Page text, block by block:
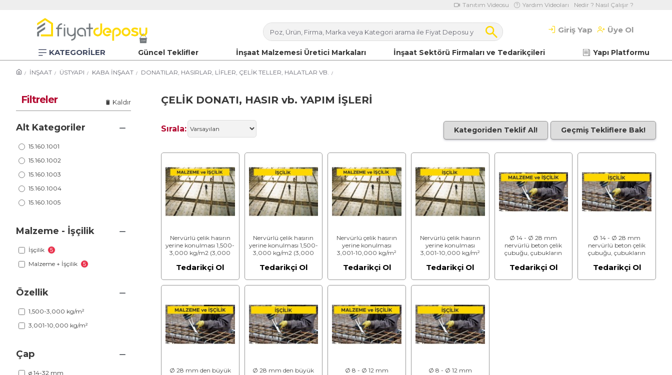
Tanıtım Videosu Yardım Videoları Nedir ? Nasıl Çalışır ?
Giriş Yap Üye Ol
KATEGORİLER Güncel Teklifler İnşaat Malzemesi Üretici Markaları İnşaat Sektörü Firmaları ve Tedarikçileri Yapı Platformu
İNŞAAT ÜSTYAPI KABA İNŞAAT DONATILAR, HASIRLAR, LİFLER, ÇELİK TELLER, HALATLAR VB.
Filtreler Kaldır
Alt Kategoriler
15.160.1001
15.160.1002
15.160.1003
15.160.1004
15.160.1005
Özellik
1,500-3,000 kg/m²
3,001-10,000 kg/m²
Malzeme - İşçilik
İşçilik 5
Malzeme + İşçilik 5
Çap
ø 14-32 mm
ÇELİK DONATI, HASIR vb. YAPIM İŞLERİ
Sırala: Kategoriden Teklif Al! Geçmiş Tekliflere Bak!
Nervürlü çelik hasırın
yerine konulması 1,500-
3,000 kg/m2 (3,000
Dahil)
Tedarikçi Ol
Nervürlü çelik hasırın
yerine konulması 1,500-
3,000 kg/m2 (3,000
Hariç) (İşçilik)
Tedarikçi Ol
Nervürlü çelik hasırın
yerine konulması
3,001-10,000 kg/m²
(Malzeme Dahil)
Tedarikçi Ol
Nervürlü çelik hasırın
yerine konulması
3,001-10,000 kg/m²
(Malzeme Hariç) (İşçilik)
Tedarikçi Ol
Ø 14 - Ø 28 mm
nervürlü beton çelik
çubuğu, çubukların
yerine konulması.
Tedarikçi Ol
Ø 14 - Ø 28 mm
nervürlü beton çelik
çubuğu, çubukların
yerine konulması.
Tedarikçi Ol
Ø 28 mm den büyük
Ø 28 mm den büyük
Ø 8 - Ø 12 mm
Ø 8 - Ø 12 mm